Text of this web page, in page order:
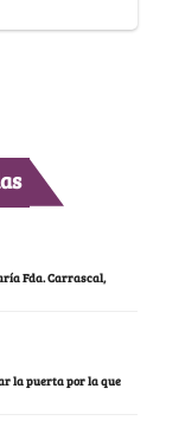
Fda. Carrascal,
la puerta por la que